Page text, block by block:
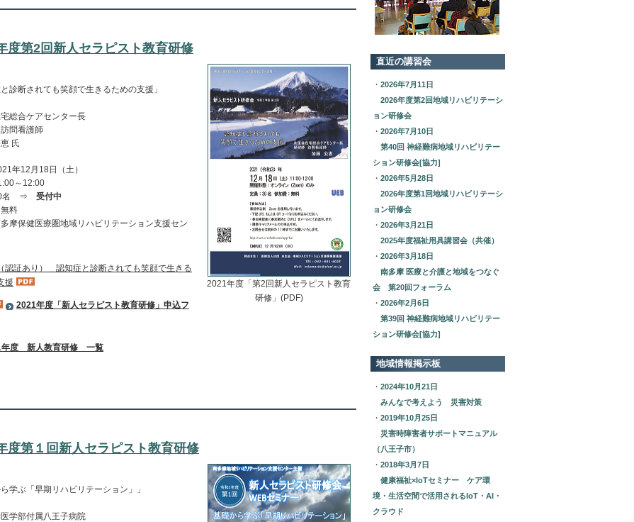
度第2回新人セラピスト教育研修
2021年度「第2回新人セラピスト教育
研修」(PDF)
と診断されても笑顔で生きるための支援」
総合ケアセンター長
問看護師
氏
年12月18日（土）
～12:00
名 ⇒ 受付中
料
摩保健医療圏地域リハビリテーション支援セン
認証あり）＿認知症と診断されても笑顔で生きる
援
2021年度「新人セラピスト教育研修」申込フ
年度 新人教育研修 一覧
度第１回新人セラピスト教育研修
ら学ぶ「早期リハビリテーション」」
学部付属八王子病院
直近の講習会
・ 2026年7月11日
2026年度第2回地域リハビリテーシ
ョン研修会
・ 2026年7月10日
第40回 神経難病地域リハビリテー
ション研修会[協力]
・ 2026年5月28日
2026年度第1回地域リハビリテーシ
ョン研修会
・ 2026年3月21日
2025年度福祉用具講習会（共催）
・ 2026年3月18日
南多摩 医療と介護と地域をつなぐ
会 第20回フォーラム
・ 2026年2月6日
第39回 神経難病地域リハビリテー
ション研修会[協力]
地域情報掲示板
・ 2024年10月21日
みんなで考えよう 災害対策
・ 2019年10月25日
災害時障害者サポートマニュアル
（八王子市）
・ 2018年3月7日
健康福祉×IoTセミナー ケア環
境・生活空間で活用されるIoT・AI・
クラウド